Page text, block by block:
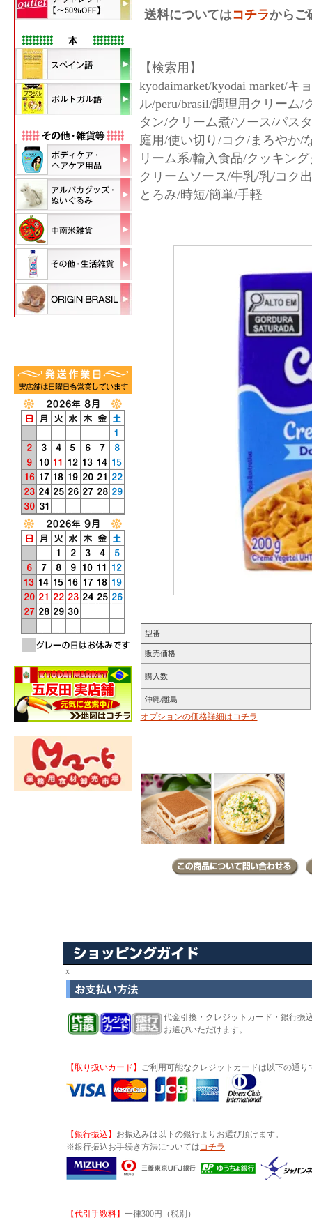
送料についてはコチラからご
【検索用】
kyodaimarket/kyodai market/
ル/peru/brasil/調理用クリーム
タン/クリーム煮/ソース/パス
庭用/使い切り/コク/まろやか/
リーム系/輸入食品/クッキン
クリームソース/牛乳/乳/コク
とろみ/時短/簡単/手軽
型番
販売価格
購入数
沖縄/離島
オプションの価格詳細はコチラ
ｘ
代金引換・クレジットカード・銀行振
お選びいただけます。
【取り扱いカード】 ご利用可能なクレジットカードは以下の通り
【銀行振込】 お振込みは以下の銀行よりお選び頂けます。
※銀行振込お手続き方法についてはコチラ
【代引手数料】 一律300円（税別）